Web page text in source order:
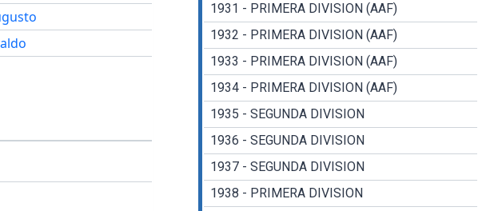
1931 - PRIMERA DIVISION (AAF)
1932 - PRIMERA DIVISION (AAF)
1933 - PRIMERA DIVISION (AAF)
1934 - PRIMERA DIVISION (AAF)
1935 - SEGUNDA DIVISION
1936 - SEGUNDA DIVISION
1937 - SEGUNDA DIVISION
1938 - PRIMERA DIVISION